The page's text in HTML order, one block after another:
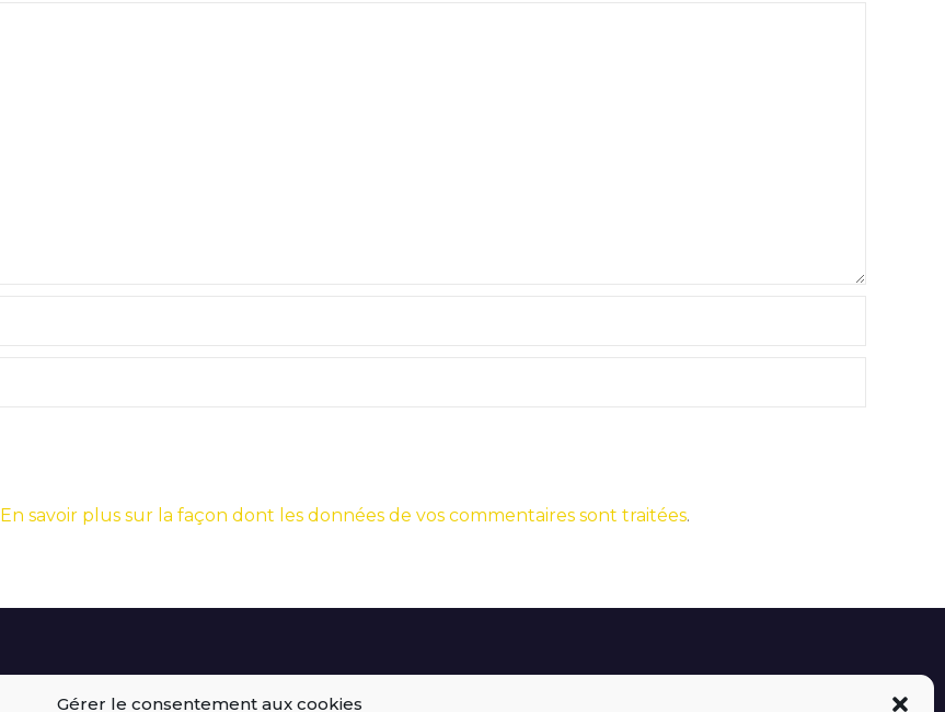
Gérer le consentement aux cookies
En savoir plus sur la façon dont les données de vos commentaires sont traitées.